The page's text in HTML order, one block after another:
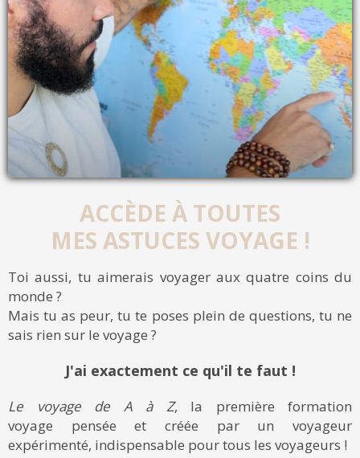
ACCÈDE À TOUTES
MES ASTUCES VOYAGE !
Toi aussi, tu aimerais voyager aux quatre coins du
monde ?
Mais tu as peur, tu te poses plein de questions, tu ne
sais rien sur le voyage ?
J'ai exactement ce qu'il te faut !
Le voyage de A à Z, la première formation
voyage pensée et créée par un voyageur
expérimenté, indispensable pour tous les voyageurs !